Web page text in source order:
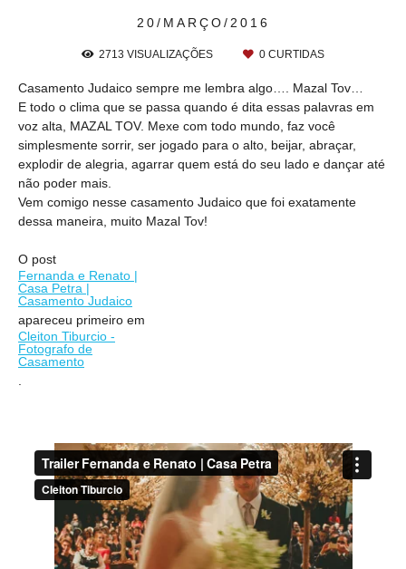
20/MARÇO/2016
2713 VISUALIZAÇÕES 0 CURTIDAS
Casamento Judaico sempre me lembra algo…. Mazal Tov…
E todo o clima que se passa quando é dita essas palavras em
voz alta, MAZAL TOV. Mexe com todo mundo, faz você
simplesmente sorrir, ser jogado para o alto, beijar, abraçar,
explodir de alegria, agarrar quem está do seu lado e dançar até
não poder mais.
Vem comigo nesse casamento Judaico que foi exatamente
dessa maneira, muito Mazal Tov!
O post
Fernanda e Renato |
Casa Petra |
Casamento Judaico
apareceu primeiro em
Cleiton Tiburcio -
Fotografo de
Casamento